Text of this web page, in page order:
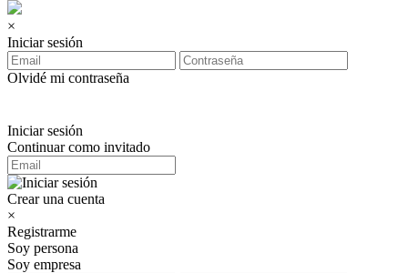
×
Iniciar sesión
Olvidé mi contraseña
Iniciar sesión
Continuar como invitado
Crear una cuenta
×
Registrarme
Soy persona
Soy empresa